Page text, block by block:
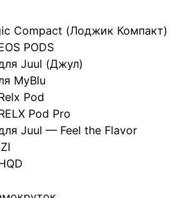
Compact (Лоджик Компакт)
PODS
Juul (Джул)
MyBlu
Pod
Pod Pro
Juul — Feel the Flavor